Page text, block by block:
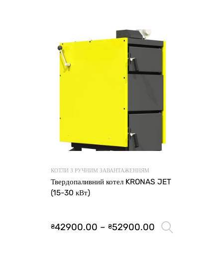
КОТЛИ З РУЧНИМ ЗАВАНТАЖЕННЯМ
Твердопаливний котел KRONAS JET
(15-30 кВт)
₴42900.00 – ₴52900.00